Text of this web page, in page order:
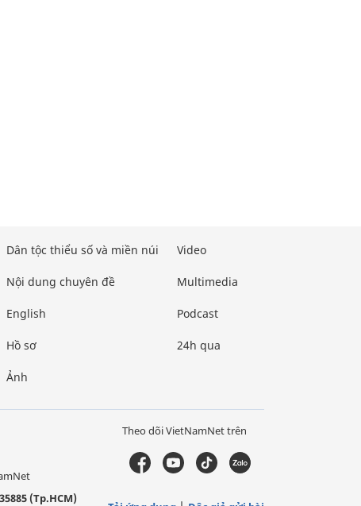
Dân tộc thiểu số và miền núi
Nội dung chuyên đề
English
Hồ sơ
Ảnh
Video
Multimedia
Podcast
24h qua
(Tp.HCM)
Theo dõi VietNamNet trên